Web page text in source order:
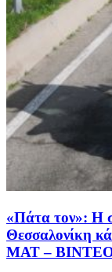
«Πάτα τον»: Η
Θεσσαλονίκη
ΜΑΤ –